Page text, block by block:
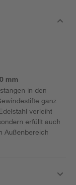
mm
in den
ganz
verleiht
erfüllt auch
Außenbereich